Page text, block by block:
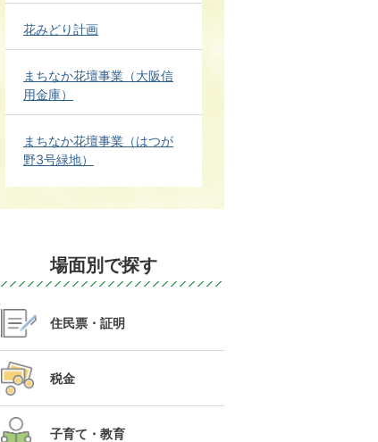
花みどり計画
まちなか花壇事業（大阪信
用金庫）
まちなか花壇事業（はつが
野3号緑地）
場面別で探す
住民票・証明
税金
子育て・教育